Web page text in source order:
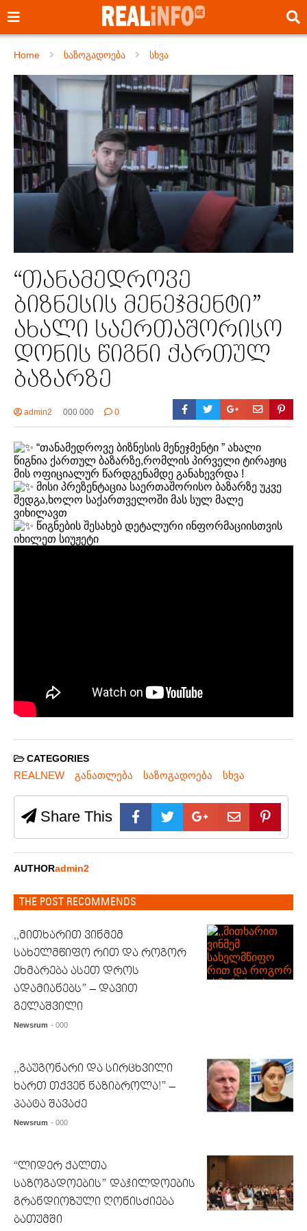
Home საზოგადოება სხვა
“თანამედროვე
ბიზნესის მენეჯმენტი”
ახალი საერთაშორისო
დონის წიგნი ქართულ
ბაზარზე
admin2 000 000 0
“თანამედროვე ბიზნესის მენეჯმენტი ” ახალი
წიგნია ქართულ ბაზარზე,რომლის პირველი ტირაჟიც
მის ოფიციალურ წარდგენამდე განახევრდა !
მისი პრეზენტაცია საერთაშორისო ბაზარზე უკვე
შედგა,ხოლო საქართველოში მას სულ მალე
ვიხილავთ
წიგნების შესახებ დეტალური ინფორმაციისთვის
იხილეთ სიუჟეტი
CATEGORIES
REALNEW განათლება საზოგადოება სხვა
Share This
AUTHORadmin2
THE POST RECOMMENDS
,,მითხარით ვინმემ
სახელმწიფო რით და როგორ
ეხმარება ასეთ დროს
ადამიანებს” – დავით
გელაშვილი
Newsrum - 000
,,გაუგონარი და სირცხვილი
ხართ თქვენ ნაზიბროლა!” –
პაატა შავაძე
Newsrum - 000
“ლიდერ ქალთა
საზოგადოების” დაჯილდოების
გრანდიოზული ღონისძიება
ბათუმში